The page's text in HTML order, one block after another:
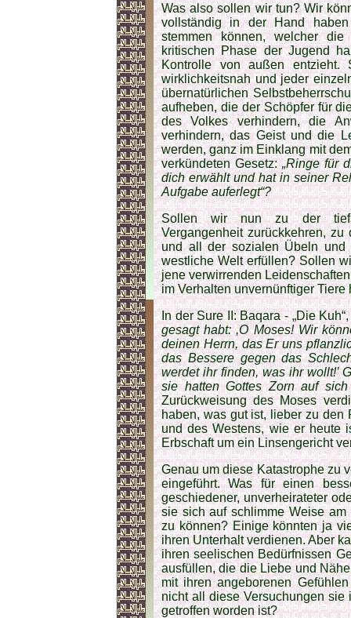
Was also sollen wir tun? Wir
vollständig in der Hand
stemmen können, welcher
kritischen Phase der Jugend
Kontrolle von außen
wirklichkeitsnah und jeder
übernatürlichen
aufheben, die der Schöpfer für
des Volkes verhindern, die
verhindern, das Geist und die
werden, ganz im Einklang mit
verkündeten Gesetz: „Ringe für
dich erwählt und hat in seiner
Aufgabe auferlegt“?
Sollen wir nun zu der
Vergangenheit zurückkehren,
und all der sozialen Übeln und
westliche Welt erfüllen? Sollen
jene verwirrenden
im Verhalten unvernünftiger Tiere
In der Sure II: Baqara - „Die
gesagt habt: ,O Moses! Wir
deinen Herrn, das Er uns
das Bessere gegen das
werdet ihr finden, was ihr wollt!’
sie hatten Gottes Zorn auf sich
Zurückweisung des Moses
haben, was gut ist, lieber zu den
und des Westens, wie er heute
Erbschaft um ein Linsengericht
Genau um diese Katastrophe zu
eingeführt. Was für einen
geschiedener, unverheirateter
sie sich auf schlimme Weise
zu können? Einige könnten ja
ihren Unterhalt verdienen. Aber
ihren seelischen Bedürfnissen
ausfüllen, die die Liebe und
mit ihren angeborenen
nicht all diese Versu­chungen sie
getroffen worden ist?